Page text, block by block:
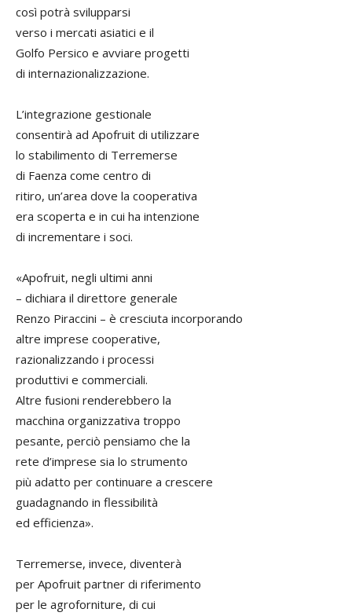
così potrà svilupparsi
verso i mercati asiatici e il
Golfo Persico e avviare progetti
di internazionalizzazione.
L’integrazione gestionale
consentirà ad Apofruit di utilizzare
lo stabilimento di Terremerse
di Faenza come centro di
ritiro, un’area dove la cooperativa
era scoperta e in cui ha intenzione
di incrementare i soci.
«Apofruit, negli ultimi anni
– dichiara il direttore generale
Renzo Piraccini – è cresciuta incorporando
altre imprese cooperative,
razionalizzando i processi
produttivi e commerciali.
Altre fusioni renderebbero la
macchina organizzativa troppo
pesante, perciò pensiamo che la
rete d’imprese sia lo strumento
più adatto per continuare a crescere
guadagnando in flessibilità
ed efficienza».
Terremerse, invece, diventerà
per Apofruit partner di riferimento
per le agroforniture, di cui